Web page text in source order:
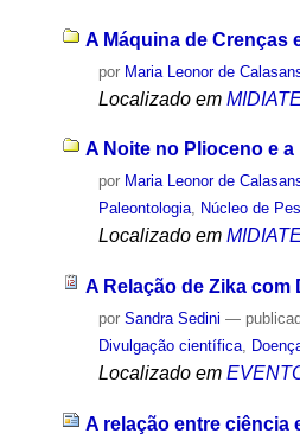
A Máquina de Crenças
por Maria Leonor de
Localizado em
A Noite no Plioceno e a
por Maria Leonor de
Paleontologia, Núcleo de
Localizado em
A Relação de Zika
porSandra Sedini —
Divulgação científica
Localizado em
A relação entre ciência